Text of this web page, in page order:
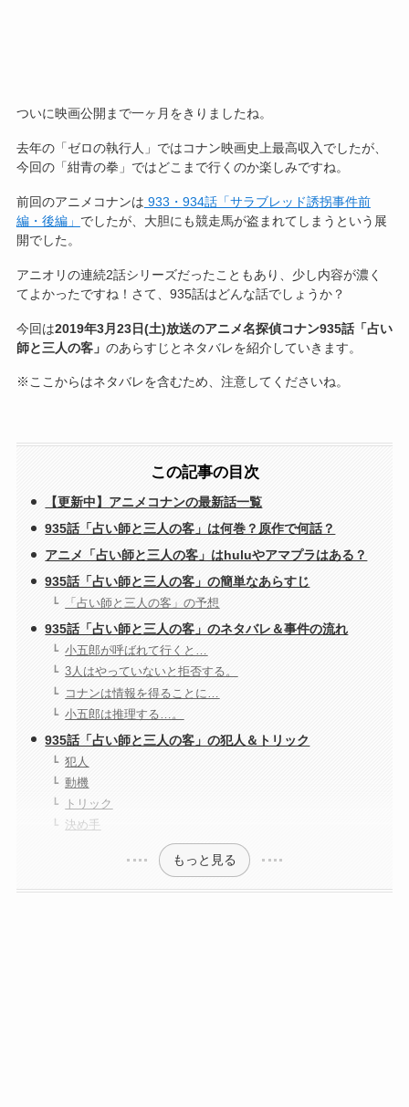
ついに映画公開まで一ヶ月をきりましたね。
去年の「ゼロの執行人」ではコナン映画史上最高収入でしたが、
今回の「紺青の拳」ではどこまで行くのか楽しみですね。
前回のアニメコナンは 933・934話「サラブレッド誘拐事件前
編・後編」 でしたが、大胆にも競走馬が盗まれてしまうという展
開でした。
アニオリの連続2話シリーズだったこともあり、少し内容が濃く
てよかったですね！さて、935話はどんな話でしょうか？
今回は2019年3月23日(土)放送のアニメ名探偵コナン935話「占い
師と三人の客」 のあらすじとネタバレを紹介していきます。
※ここからはネタバレを含むため、注意してくださいね。
この記事の目次
【更新中】アニメコナンの最新話一覧
935話「占い師と三人の客」は何巻？原作で何話？
アニメ「占い師と三人の客」はhuluやアマプラはある？
935話「占い師と三人の客」の簡単なあらすじ
「占い師と三人の客」の予想
935話「占い師と三人の客」のネタバレ＆事件の流れ
小五郎が呼ばれて行くと…
3人はやっていないと拒否する。
コナンは情報を得ることに…
小五郎は推理する…。
935話「占い師と三人の客」の犯人＆トリック
犯人
動機
トリック
決め手
もっと見る